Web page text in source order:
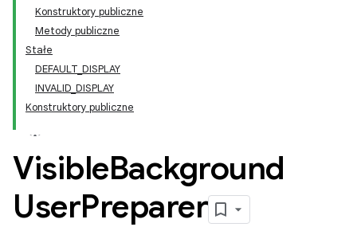
Konstruktory publiczne
Metody publiczne
Stałe
DEFAULT_DISPLAY
INVALID_DISPLAY
Konstruktory publiczne
VisibleBackground
UserPreparer